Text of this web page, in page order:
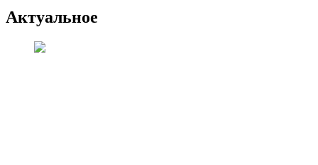
Актуальное